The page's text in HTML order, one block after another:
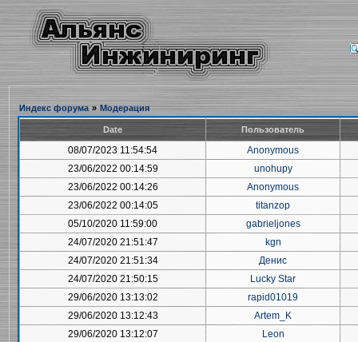
Индекс форума » Модерация
Date Пользователь
08/07/2023 11:54:54
Anonymous
23/06/2022 00:14:59
unohupy
23/06/2022 00:14:26
Anonymous
23/06/2022 00:14:05
titanzop
05/10/2020 11:59:00
gabrieljones
24/07/2020 21:51:47
kgn
24/07/2020 21:51:34
Денис
24/07/2020 21:50:15
Lucky Star
29/06/2020 13:13:02
rapid01019
29/06/2020 13:12:43
Artem_K
29/06/2020 13:12:07
Leon